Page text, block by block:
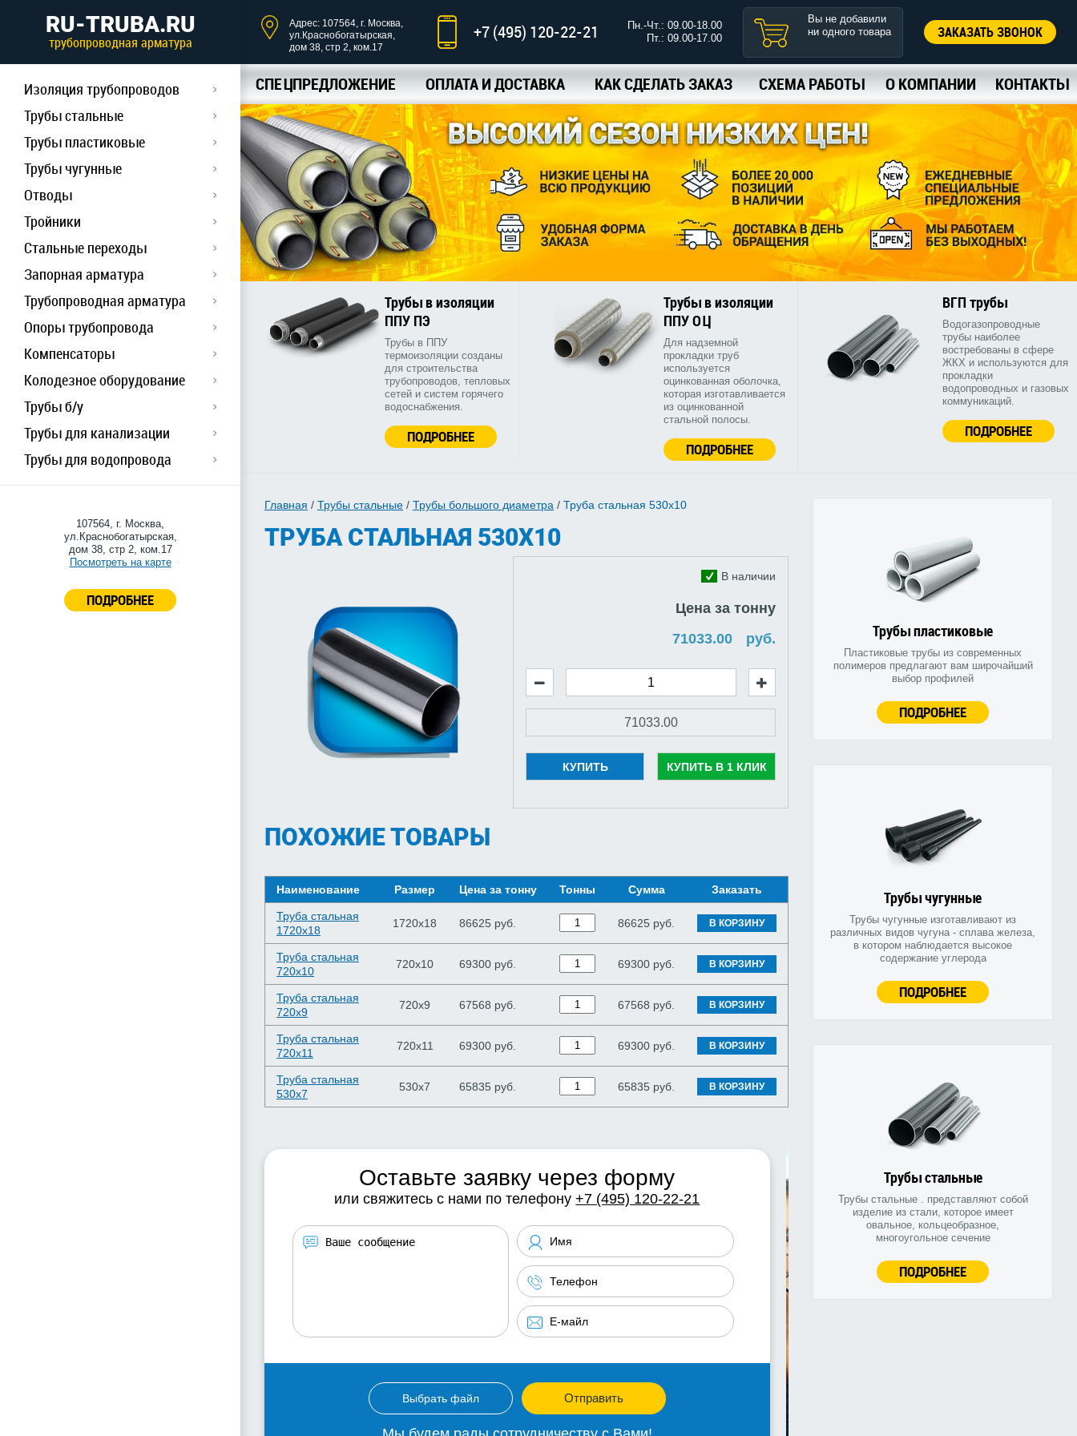
RU-TRUBA.RU
трубопроводная арматура
Изоляция трубопроводов
Трубы стальные
Трубы пластиковые
Трубы чугунные
Отводы
Тройники
Стальные переходы
Запорная арматура
Трубопроводная арматура
Опоры трубопровода
Компенсаторы
Колодезное оборудование
Трубы б/у
Трубы для канализации
Трубы для водопровода
107564, г. Москва,
ул.Краснобогатырская,
дом 38, стр 2, ком.17
Посмотреть на карте
ПОДРОБНЕЕ
Адрес: 107564, г. Москва,
ул.Краснобогатырская,
дом 38, стр 2, ком.17
+7 (495) 120-22-21
Пн.-Чт.: 09.00-18.00
Пт.: 09.00-17.00
Вы не добавили
ни одного товара
ЗАКАЗАТЬ ЗВОНОК
СПЕЦПРЕДЛОЖЕНИЕ ОПЛАТА И ДОСТАВКА КАК СДЕЛАТЬ ЗАКАЗ СХЕМА РАБОТЫ О КОМПАНИИ КОНТАКТЫ
Трубы в изоляции
ППУ ПЭ
Трубы в ППУ
термоизоляции созданы
для строительства
трубопроводов, тепловых
сетей и систем горячего
водоснабжения.
ПОДРОБНЕЕ
Трубы в изоляции
ППУ ОЦ
Для надземной
прокладки труб
используется
оцинкованная оболочка,
которая изготавливается
из оцинкованной
стальной полосы.
ПОДРОБНЕЕ
ВГП трубы
Водогазопроводные
трубы наиболее
востребованы в сфере
ЖКХ и используются для
прокладки
водопроводных и газовых
коммуникаций.
ПОДРОБНЕЕ
Трубы пластиковые
Пластиковые трубы из современных
полимеров предлагают вам широчайший
выбор профилей
ПОДРОБНЕЕ
Трубы чугунные
Трубы чугунные изготавливают из
различных видов чугуна - сплава железа,
в котором наблюдается высокое
содержание углерода
ПОДРОБНЕЕ
Трубы стальные
Трубы стальные . представляют собой
изделие из стали, которое имеет
овальное, кольцеобразное,
многоугольное сечение
ПОДРОБНЕЕ
Главная / Трубы стальные / Трубы большого диаметра / Труба стальная 530х10
ТРУБА СТАЛЬНАЯ 530Х10
В наличии
Цена за тонну
руб.
КУПИТЬ КУПИТЬ В 1 КЛИК
ПОХОЖИЕ ТОВАРЫ
Наименование Размер Цена за тонну Тонны Сумма Заказать
Труба стальная
1720х18
1720х18 86625 руб. 86625 руб. В КОРЗИНУ
Труба стальная
720х10
720х10 69300 руб. 69300 руб. В КОРЗИНУ
Труба стальная
720х9
720х9 67568 руб. 67568 руб. В КОРЗИНУ
Труба стальная
720х11
720х11 69300 руб. 69300 руб. В КОРЗИНУ
Труба стальная
530х7
530х7 65835 руб. 65835 руб. В КОРЗИНУ
Оставьте заявку через форму
или свяжитесь с нами по телефону+7 (495) 120-22-21
Выбрать файл Отправить